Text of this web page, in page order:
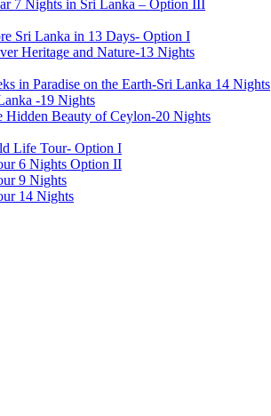
7 Nights in Sri Lanka – Option III
Sri Lanka in 13 Days- Option I
Heritage and Nature-13 Nights
in Paradise on the Earth-Sri Lanka 14 Nights
-19 Nights
Hidden Beauty of Ceylon-20 Nights
Life Tour- Option I
6 Nights Option II
9 Nights
14 Nights